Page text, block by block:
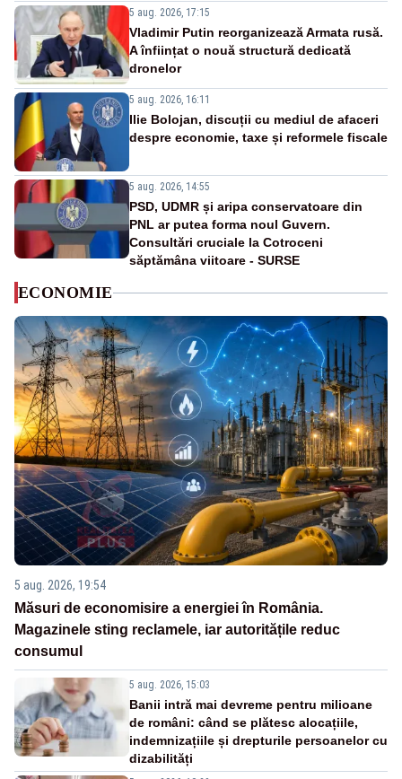
5 aug. 2026, 17:15
Vladimir Putin reorganizează Armata rusă.
A înființat o nouă structură dedicată
dronelor
5 aug. 2026, 16:11
Ilie Bolojan, discuții cu mediul de afaceri
despre economie, taxe și reformele fiscale
5 aug. 2026, 14:55
PSD, UDMR și aripa conservatoare din
PNL ar putea forma noul Guvern.
Consultări cruciale la Cotroceni
săptămâna viitoare - SURSE
ECONOMIE
5 aug. 2026, 19:54
Măsuri de economisire a energiei în România.
Magazinele sting reclamele, iar autoritățile reduc
consumul
5 aug. 2026, 15:03
Banii intră mai devreme pentru milioane
de români: când se plătesc alocațiile,
indemnizațiile și drepturile persoanelor cu
dizabilități